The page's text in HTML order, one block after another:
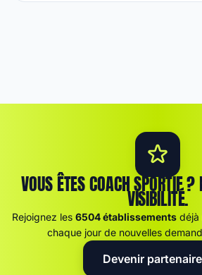
VOUS ÊTES COACH SPORTIF ?
VISIBILITÉ.
Rejoignez les 6504 établissements déjà
chaque jour de nouvelles
Devenir partenaire